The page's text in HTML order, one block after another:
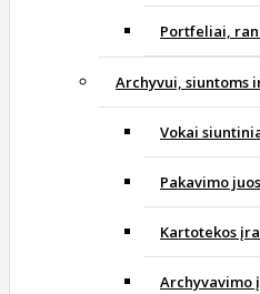
Portfeliai,
Archyvui, siuntoms
Vokai
Pakavimo
Kartotekos
Archyvavimo